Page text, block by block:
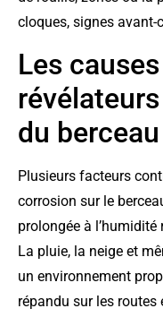
cloques, signes avant-
Les
du berceau
Plusieurs facteurs
corrosion sur le
prolongée à
La pluie, la neige et
un environnement
répandu sur les routes